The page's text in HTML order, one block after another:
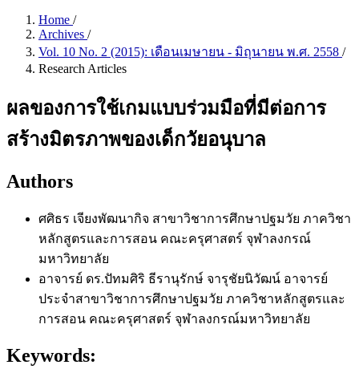
Home /
Archives /
Vol. 10 No. 2 (2015): เดือนเมษายน - มิถุนายน พ.ศ. 2558 /
Research Articles
ผลของการใช้เกมแบบร่วมมือที่มีต่อการ
สร้างมิตรภาพของเด็กวัยอนุบาล
Authors
ศศิธร เจียงพัฒนากิจ สาขาวิชาการศึกษาปฐมวัย ภาควิชา
หลักสูตรและการสอน คณะครุศาสตร์ จุฬาลงกรณ์
มหาวิทยาลัย
อาจารย์ ดร.ปัทมศิริ ธีรานุรักษ์ จารุชัยนิวัฒน์ อาจารย์
ประจำสาขาวิชาการศึกษาปฐมวัย ภาควิชาหลักสูตรและ
การสอน คณะครุศาสตร์ จุฬาลงกรณ์มหาวิทยาลัย
Keywords: